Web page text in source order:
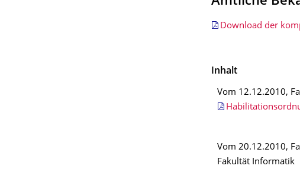
Download der
Inhalt
Vom 12.12.2010,
Vom 20.12.2010,
Fakultät Informatik